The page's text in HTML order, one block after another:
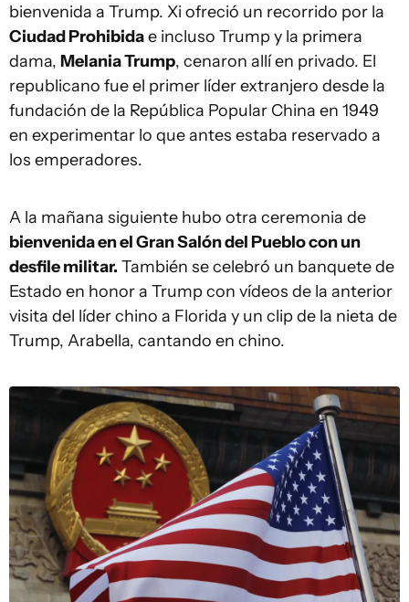
bienvenida a Trump. Xi ofreció un recorrido por la
Ciudad Prohibidae incluso Trump y la primera
dama, Melania Trump, cenaron allí en privado. El
republicano fue el primer líder extranjero desde la
fundación de la República Popular China en 1949
en experimentar lo que antes estaba reservado a
los emperadores.
A la mañana siguiente hubo otra ceremonia de
bienvenida en el Gran Salón del Pueblo con un
desfile militar. También se celebró un banquete de
Estado en honor a Trump con vídeos de la anterior
visita del líder chino a Florida y un clip de la nieta de
Trump, Arabella, cantando en chino.